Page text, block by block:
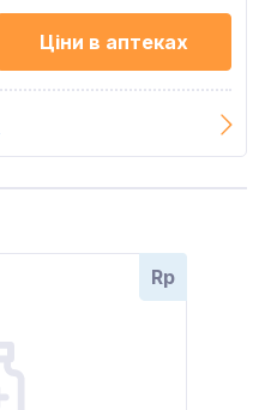
Ціни в аптеках
Rp